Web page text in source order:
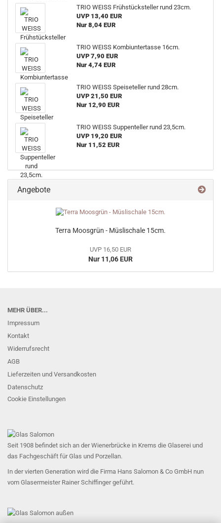
TRIO WEISS Frühstücksteller rund 23cm.
UVP 13,40 EUR
Nur 8,04 EUR
TRIO WEISS Kombiuntertasse 16cm.
UVP 7,90 EUR
Nur 4,74 EUR
TRIO WEISS Speiseteller rund 28cm.
UVP 21,50 EUR
Nur 12,90 EUR
TRIO WEISS Suppenteller rund 23,5cm.
UVP 19,20 EUR
Nur 11,52 EUR
Angebote
Terra Moosgrün - Müslischale 15cm.
UVP 16,50 EUR
Nur 11,06 EUR
MEHR ÜBER...
Impressum
Kontakt
Widerrufsrecht
AGB
Lieferzeiten und Versandkosten
Datenschutz
Cookie Einstellungen
Seit 1908 befindet sich an der Wienerbrücke in Krems die Glaserei und
das Fachgeschäft für Glas und Porzellan.
In der vierten Generation wird die Firma Hans Salomon & Co GmbH nun
vom Glasermeister Rainer Schiffinger geführt.